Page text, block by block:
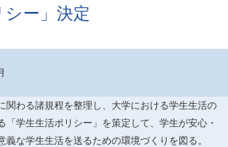
シー」決定
関わる諸規程を整理し、大学における学生生活の
「学生生活ポリシー」を策定して、学生が安心・
義な学生生活を送るための環境づくりを図る。